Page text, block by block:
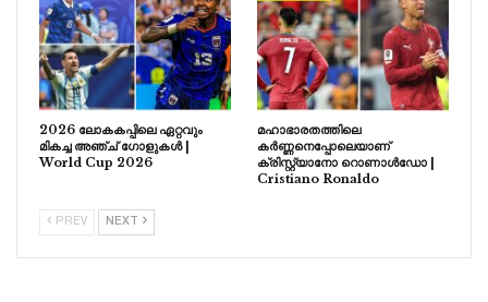
2026 ലോകകപ്പിലെ ഏറ്റവും
മികച്ച അഞ്ച് ഗോളുകൾ |
World Cup 2026
മഹാഭാരതത്തിലെ
കർണ്ണനെപ്പോലെയാണ്
ക്രിസ്റ്റ്യാനോ റൊണാൾഡോ |
Cristiano Ronaldo
PREV NEXT